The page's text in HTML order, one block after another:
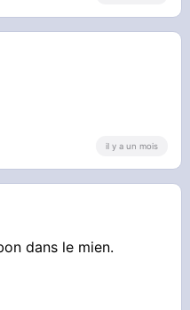
il y a un mois
dans le mien.